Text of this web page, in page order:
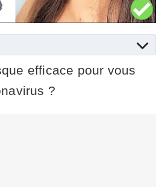
efficace pour vous
?